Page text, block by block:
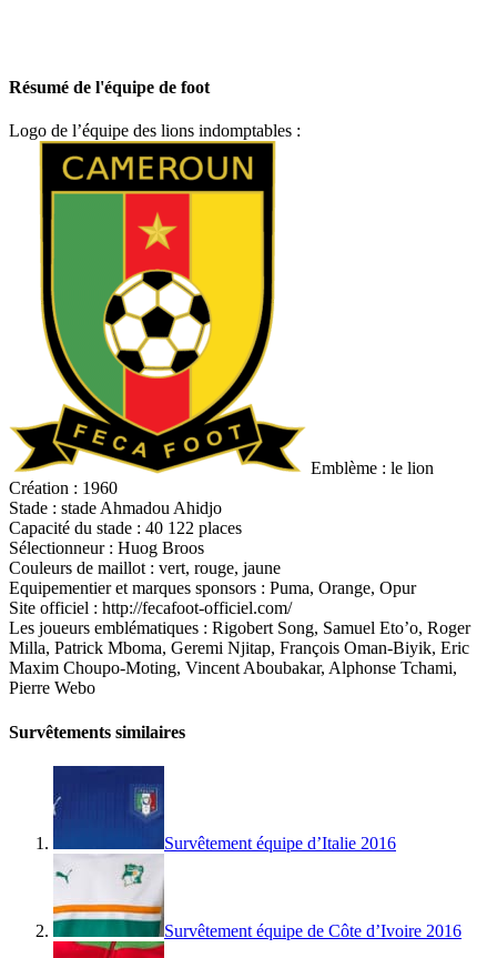
Résumé de l'équipe de foot
Logo de l’équipe des lions indomptables :
Emblème : le lion
Création : 1960
Stade : stade Ahmadou Ahidjo
Capacité du stade : 40 122 places
Sélectionneur : Huog Broos
Couleurs de maillot : vert, rouge, jaune
Equipementier et marques sponsors : Puma, Orange, Opur
Site officiel : http://fecafoot-officiel.com/
Les joueurs emblématiques : Rigobert Song, Samuel Eto’o, Roger
Milla, Patrick Mboma, Geremi Njitap, François Oman-Biyik, Eric
Maxim Choupo-Moting, Vincent Aboubakar, Alphonse Tchami,
Pierre Webo
Survêtements similaires
Survêtement équipe d’Italie 2016
Survêtement équipe de Côte d’Ivoire 2016